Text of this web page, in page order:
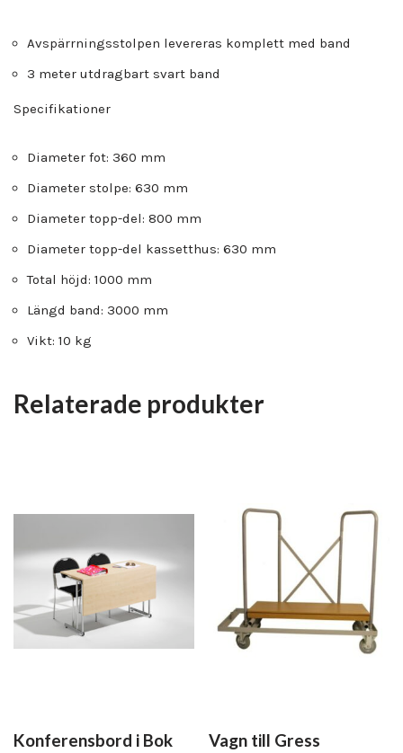
Avspärrningsstolpen levereras komplett med band
3 meter utdragbart svart band
Specifikationer
Diameter fot: 360 mm
Diameter stolpe: 630 mm
Diameter topp-del: 800 mm
Diameter topp-del kassetthus: 630 mm
Total höjd: 1000 mm
Längd band: 3000 mm
Vikt: 10 kg
Relaterade produkter
Konferensbord i Bok
Vagn till Gress